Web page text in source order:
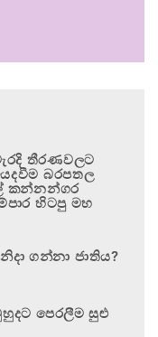
තීරණවලට
බරපතල
කන්නන්ගර
හිටපු මහ
ගන්නා ජාතිය?
පෙරලීම සුළු